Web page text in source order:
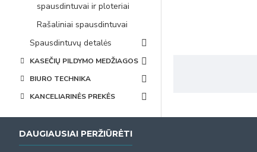
spausdintuvai ir ploteriai
Rašaliniai spausdintuvai
Spausdintuvų detalės
KASEČIŲ PILDYMO MEDŽIAGOS
BIURO TECHNIKA
KANCELIARINĖS PREKĖS
DAUGIAUSIAI PERŽIŪRĖTI